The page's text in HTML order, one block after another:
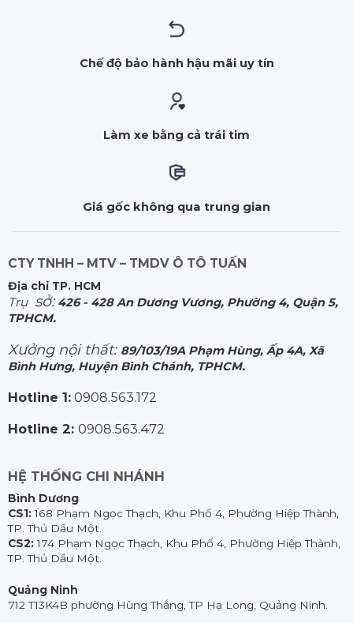
Chế độ bảo hành hậu mãi uy tín
Làm xe bằng cả trái tim
Giá gốc không qua trung gian
CTY TNHH – MTV – TMDV Ô TÔ TUẤN
Địa chỉ TP. HCM
Trụ sở: 426 - 428 An Dương Vương, Phường 4, Quận 5,
TPHCM.
Xưởng nội thất: 89/103/19A Phạm Hùng, Ấp 4A, Xã
Bình Hưng, Huyện Bình Chánh, TPHCM.
Hotline 1:0908.563.172
Hotline 2: 0908.563.472
HỆ THỐNG CHI NHÁNH
Bình Dương
CS1:168 Phạm Ngọc Thạch, Khu Phố 4, Phường Hiệp Thành,
TP. Thủ Dầu Một.
CS2:174 Phạm Ngọc Thạch, Khu Phố 4, Phường Hiệp Thành,
TP. Thủ Dầu Một.
Quảng Ninh
712 T13K4B phường Hùng Thắng, TP Hạ Long, Quảng Ninh.